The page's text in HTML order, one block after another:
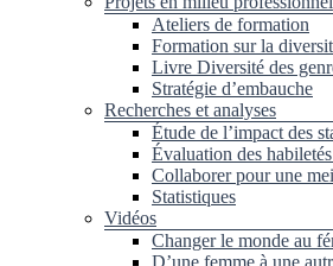
Ateliers de formation
Formation sur la
Livre Diversité des
Stratégie d’embauche
Recherches et analyses
Étude de l’impact des
Évaluation des
Collaborer pour une
Statistiques
Vidéos
Changer le monde au